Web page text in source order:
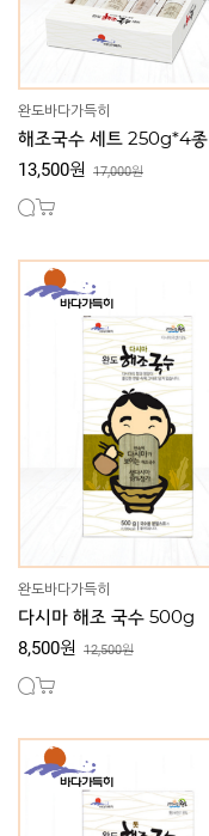
완도바다가득히
해조국수 세트 250g*4종
13,500원 17,000원
완도바다가득히
다시마 해조 국수 500g
8,500원 12,500원